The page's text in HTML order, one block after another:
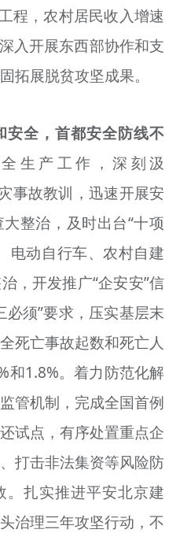
程，农村居民收入增速
入开展东西部协作和支
拓展脱贫攻坚成果。
安全，首都安全防线不
生产工作，深刻汲
事故教训，迅速开展安
整治，及时出台“十项
电动自行车、农村自建
，开发推广“企安安”信
必须”要求，压实基层末
死亡事故起数和死亡人
和1.8%。着力防范化解
管机制，完成全国首例
试点，有序处置重点企
打击非法集资等风险防
。扎实推进平安北京建
治理三年攻坚行动，不